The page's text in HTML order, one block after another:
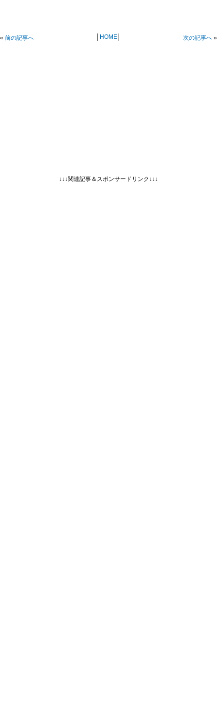
« 前の記事へ HOME│ 次の記事へ »
↓↓↓関連記事＆スポンサードリンク↓↓↓